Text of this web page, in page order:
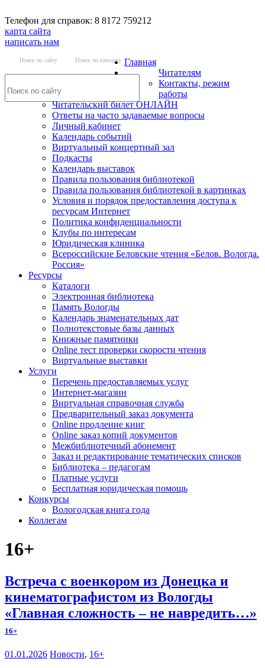
Телефон для справок: 8 8172 759212
карта сайта
написать нам
Поиск по сайту Поиск по каталогу Главная
Читателям
Контакты, режим
работы
Читательский билет ОНЛАЙН
Ответы на часто задаваемые вопросы
Личный кабинет
Календарь событий
Виртуальный концертный зал
Подкасты
Календарь выставок
Правила пользования библиотекой
Правила пользования библиотекой в картинках
Условия и порядок предоставления доступа к
ресурсам Интернет
Политика конфиденциальности
Клубы по интересам
Юридическая клиника
Всероссийские Беловские чтения «Белов. Вологда.
Россия»
Ресурсы
Каталоги
Электронная библиотека
Память Вологды
Календарь знаменательных дат
Полнотекстовые базы данных
Книжные памятники
Online тест проверки скорости чтения
Виртуальные выставки
Услуги
Перечень предоставляемых услуг
Интернет-магазин
Виртуальная справочная служба
Предварительный заказ документа
Online продление книг
Online заказ копий документов
Межбиблиотечный абонемент
Заказ и редактирование тематических списков
Библиотека – педагогам
Платные услуги
Бесплатная юридическая помощь
Конкурсы
Вологодская книга года
Коллегам
16+
Встреча с военкором из Донецка и
кинематографистом из Вологды
«Главная сложность – не навредить…»
16+
01.01.2026 Новости, 16+